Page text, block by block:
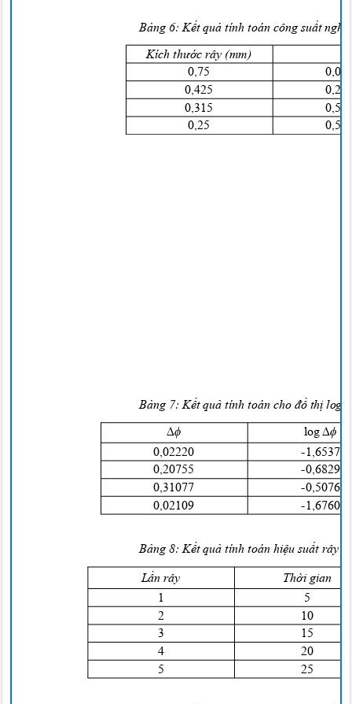
Bảng 6:Kết quảtính toán côngsuất
Kíchthướcrây (mm)
0,75
0,425
0 ,315
0,25
0
0
0
0
Bảng 7:Kết quảtính toán cho đồ thịlog
 log
0 ,02220
0,20755
0,31077
0 ,02109
-1,6537
-0,6829
-0,5076
-1,6760
Bảng8:Kết quảtính toán hiệu suất rây
Lầnrây Thời gian
1
2
3
4
5
5
10
15
20
25